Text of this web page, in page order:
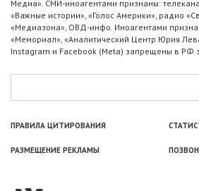
Медиа». СМИ-иноагентами признаны:
«Важные истории», «Голос Америки», радио
«Медиазона», ОВД-инфо. Иноагентами
«Мемориал», «Аналитический Центр Юрия
Instagram и Facebook (Metа) запрещены в РФ
ПРАВИЛА ЦИТИРОВАНИЯ
РАЗМЕЩЕНИЕ РЕКЛАМЫ